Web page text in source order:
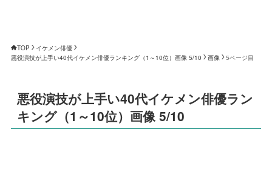
TOP
イケメン俳優
悪役演技が上手い40代イケメン俳優ランキング（1～10位）画像 5/10
画像 5ページ目
悪役演技が上手い40代イケメン俳優ラン
キング（1～10位）画像 5/10